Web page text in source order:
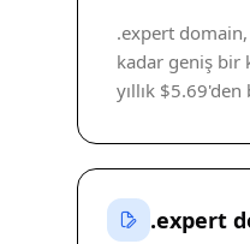
.expert
kadar geniş bir
yıllık
.expert